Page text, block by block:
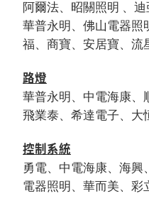
阿爾法、昭關照明 、
華普永明、佛山電器照
福、商寶、安居寶、流
路燈
華普永明、中電海康、
飛業泰、希達電子、大
控制系統
勇電、中電海康、海興
電器照明、華而美、彩